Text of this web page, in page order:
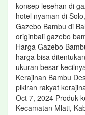
konsep lesehan di
hotel nyaman di
Gazebo Bambu di
originbali gazebo
Harga Gazebo
harga bisa
ukuran besar
Kerajinan Bambu
pikiran rakyat
Oct 7, 2024 Produk
Kecamatan Mlati,